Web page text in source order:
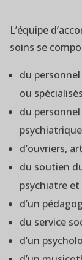
L’équipe
soins se
du
ou spécialisés
du
d’ouvriers,
du soutien
psychiatre
d’un
du service
d’un
d’un